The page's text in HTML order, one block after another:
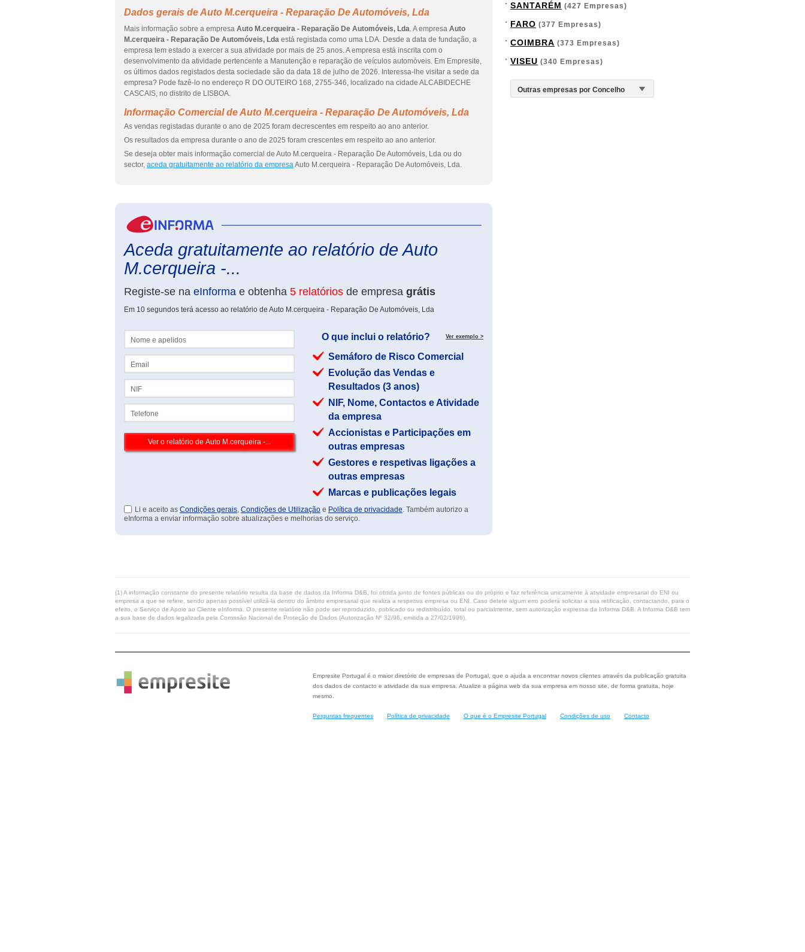
Dados gerais de Auto M.cerqueira - Reparação De Automóveis, Lda
Mais informação sobre a empresa Auto M.cerqueira - Reparação De Automóveis, Lda. A empresa Auto
M.cerqueira - Reparação De Automóveis, Lda está registada como uma LDA. Desde a data de fundação, a
empresa tem estado a exercer a sua atividade por mais de 25 anos. A empresa está inscrita com o
desenvolvimento da atividade pertencente a Manutenção e reparação de veículos automóveis. Em Empresite,
os últimos dados registados desta sociedade são da data 18 de julho de 2026. Interessa-lhe visitar a sede da
empresa? Pode fazê-lo no endereço R DO OUTEIRO 168, 2755-346, localizado na cidade ALCABIDECHE
CASCAIS, no distrito de LISBOA.
Informação Comercial de Auto M.cerqueira - Reparação De Automóveis, Lda
As vendas registadas durante o ano de 2025 foram decrescentes em respeito ao ano anterior.
Os resultados da empresa durante o ano de 2025 foram crescentes em respeito ao ano anterior.
Se deseja obter mais informação comercial de Auto M.cerqueira - Reparação De Automóveis, Lda ou do
sector, aceda gratuitamente ao relatório da empresaAuto M.cerqueira - Reparação De Automóveis, Lda.
Aceda gratuitamente ao relatório de Auto
M.cerqueira -...
Registe-se na eInforma e obtenha 5 relatórios de empresa grátis
Em 10 segundos terá acesso ao relatório de Auto M.cerqueira - Reparação De Automóveis, Lda
O que inclui o relatório? Ver exemplo >
Semáforo de Risco Comercial
Evolução das Vendas e
Resultados (3 anos)
NIF, Nome, Contactos e Atividade
da empresa
Accionistas e Participações em
outras empresas
Gestores e respetivas ligações a
outras empresas
Marcas e publicações legais
Li e aceito as Condições gerais, Condições de Utilização e Política de privacidade. Também autorizo a
eInforma a enviar informação sobre atualizações e melhorias do serviço.
SANTARÉM (427 Empresas)
FARO (377 Empresas)
COIMBRA (373 Empresas)
VISEU (340 Empresas)
(1) A informação constante do presente relatório resulta da base de dados da Informa D&B, foi obtida junto de fontes públicas ou do próprio e faz referência unicamente à atividade empresarial do ENI ou
empresa a que se refere, sendo apenas possível utilizá-la dentro do âmbito empresarial que realiza a respetiva empresa ou ENI. Caso detete algum erro poderá solicitar a sua retificação, contactando, para o
efeito, o Serviço de Apoio ao Cliente eInforma. O presente relatório não pode ser reproduzido, publicado ou redistribuído, total ou parcialmente, sem autorização expressa da Informa D&B. A Informa D&B tem
a sua base de dados legalizada pela Comissão Nacional de Proteção de Dados (Autorização Nº 32/96, emitida a 27/02/1996).
Empresite Portugal é o maior diretório de empresas de Portugal, que o ajuda a encontrar novos clientes através da publicação gratuita
dos dados de contacto e atividade da sua empresa. Atualize a página web da sua empresa em nosso site, de forma gratuita, hoje
mesmo.
Perguntas frequentes Política de privacidade O que é o Empresite Portugal Condições de uso Contacto